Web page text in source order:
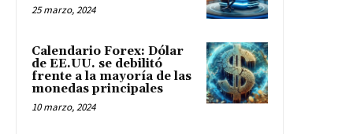
25 marzo, 2024
Calendario Forex: Dólar
de EE.UU. se debilitó
frente a la mayoría de las
monedas principales
10 marzo, 2024